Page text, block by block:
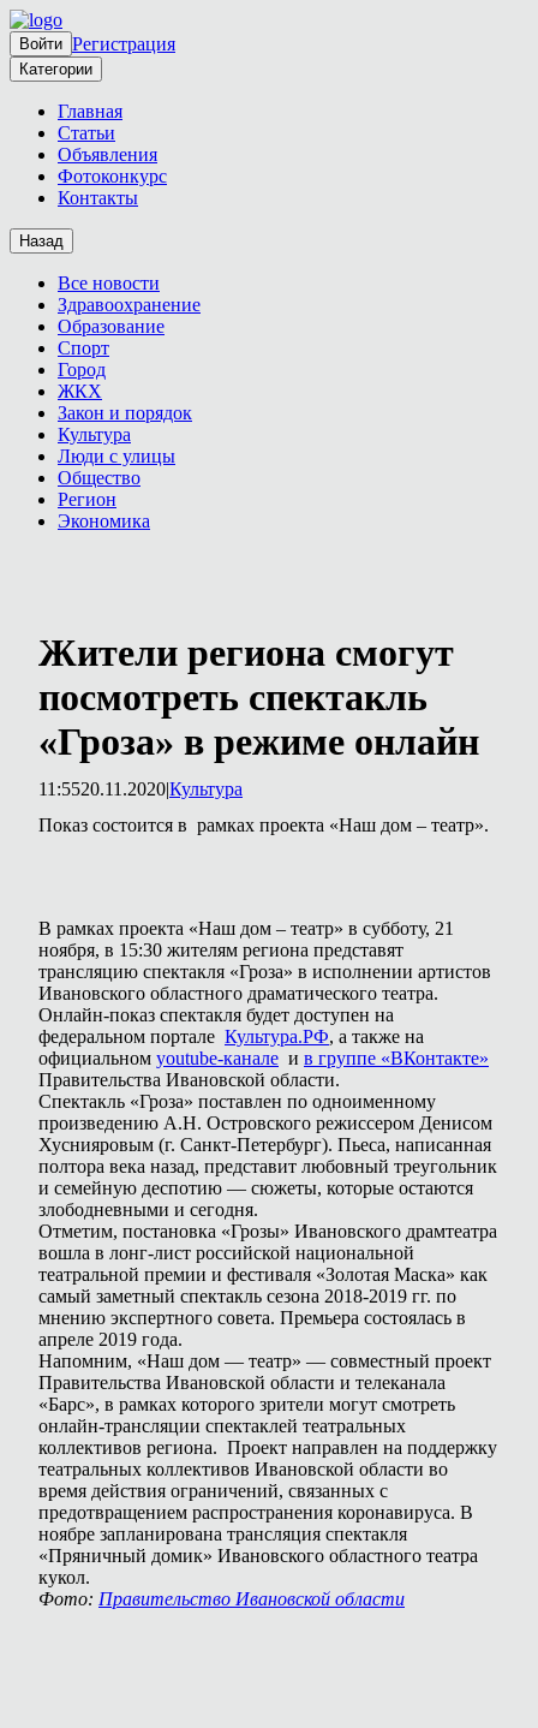
Войти Регистрация
Категории
Главная
Статьи
Объявления
Фотоконкурс
Контакты
Назад
Все новости
Здравоохранение
Образование
Спорт
Город
ЖКХ
Закон и порядок
Культура
Люди с улицы
Общество
Регион
Экономика
Жители региона смогут
посмотреть спектакль
«Гроза» в режиме онлайн
11:5520.11.2020|Культура
Показ состоится в рамках проекта «Наш дом – театр».
В рамках проекта «Наш дом – театр» в субботу, 21
ноября, в 15:30 жителям региона представят
трансляцию спектакля «Гроза» в исполнении артистов
Ивановского областного драматического театра.
Онлайн-показ спектакля будет доступен на
федеральном портале Культура.РФ, а также на
официальном youtube-канале и в группе «ВКонтакте»
Правительства Ивановской области.
Спектакль «Гроза» поставлен по одноименному
произведению А.Н. Островского режиссером Денисом
Хуснияровым (г. Санкт-Петербург). Пьеса, написанная
полтора века назад, представит любовный треугольник
и семейную деспотию — сюжеты, которые остаются
злободневными и сегодня.
Отметим, постановка «Грозы» Ивановского драмтеатра
вошла в лонг-лист российской национальной
театральной премии и фестиваля «Золотая Маска» как
самый заметный спектакль сезона 2018-2019 гг. по
мнению экспертного совета. Премьера состоялась в
апреле 2019 года.
Напомним, «Наш дом — театр» — совместный проект
Правительства Ивановской области и телеканала
«Барс», в рамках которого зрители могут смотреть
онлайн-трансляции спектаклей театральных
коллективов региона. Проект направлен на поддержку
театральных коллективов Ивановской области во
время действия ограничений, связанных с
предотвращением распространения коронавируса. В
ноябре запланирована трансляция спектакля
«Пряничный домик» Ивановского областного театра
кукол.
Фото: Правительство Ивановской области